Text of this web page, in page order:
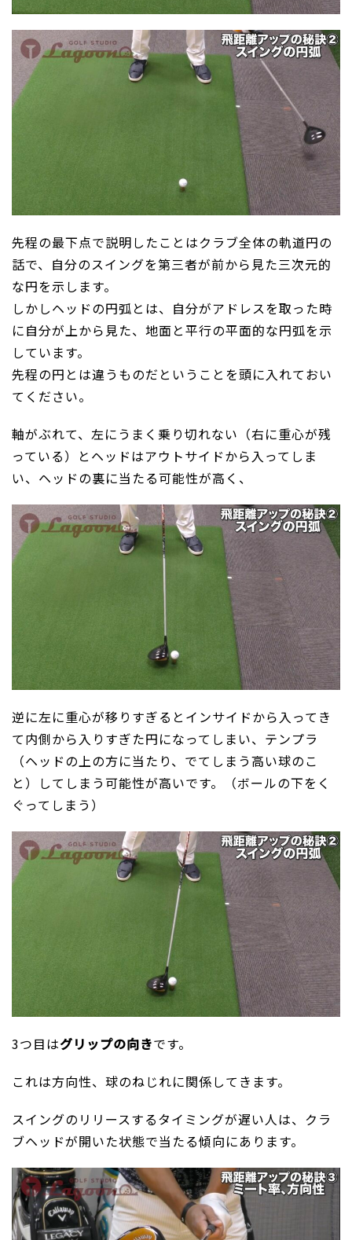
先程の最下点で説明したことはクラブ全体の軌道円の
話で、自分のスイングを第三者が前から見た三次元的
な円を示します。
しかしヘッドの円弧とは、自分がアドレスを取った時
に自分が上から見た、地面と平行の平面的な円弧を示
しています。
先程の円とは違うものだということを頭に入れておい
てください。
軸がぶれて、左にうまく乗り切れない（右に重心が残
っている）とヘッドはアウトサイドから入ってしま
い、ヘッドの裏に当たる可能性が高く、
逆に左に重心が移りすぎるとインサイドから入ってき
て内側から入りすぎた円になってしまい、テンプラ
（ヘッドの上の方に当たり、でてしまう高い球のこ
と）してしまう可能性が高いです。（ボールの下をく
ぐってしまう）
3つ目はグリップの向きです。
これは方向性、球のねじれに関係してきます。
スイングのリリースするタイミングが遅い人は、クラ
ブヘッドが開いた状態で当たる傾向にあります。